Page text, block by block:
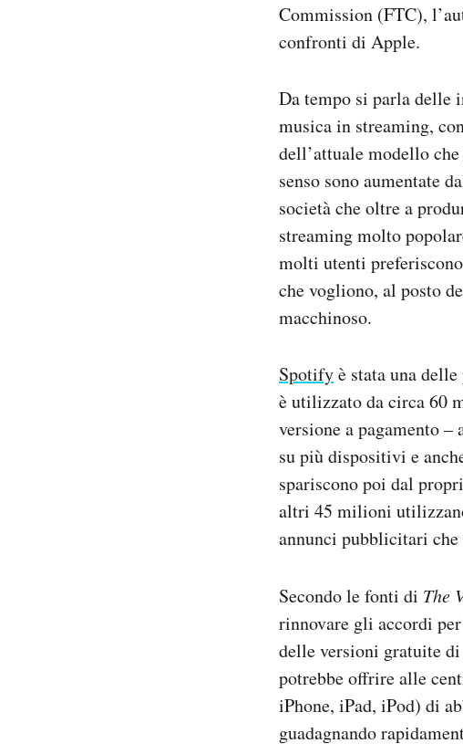
Commission (FTC),
confronti di Apple.
Da tempo si parla delle
musica in streaming,
dell’attuale modello
senso sono aumentate
società che oltre a
streaming molto
molti utenti
che vogliono, al posto
macchinoso.
Spotifyè stata una
è utilizzato da circa 60
versione a pagamento
su più dispositivi e
spariscono poi dal
altri 45 milioni
annunci pubblicitari
Secondo le fonti di The
rinnovare gli accordi
delle versioni gratuite
potrebbe offrire alle
iPhone, iPad, iPod) di
guadagnando